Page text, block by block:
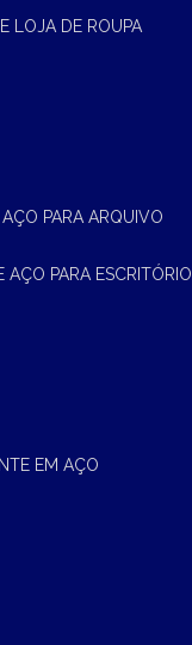
LOJA DE ROUPA
AÇO PARA ARQUIVO
AÇO PARA ESCRITÓRIO
EM AÇO